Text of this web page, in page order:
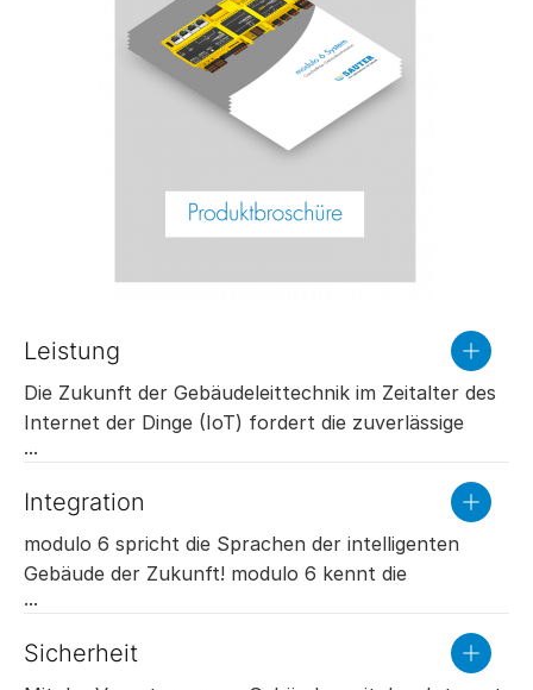
Leistung
Die Zukunft der Gebäudeleittechnik im Zeitalter des
Internet der Dinge (IoT) fordert die zuverlässige
Verarbeitung grosser Datenmengen, in kürzester
Zeit und mit Geräten von kleinsten Abmessungen.
Die neue Generation der SAUTER
Automationsstationen stellen sich genau diesen
Herausforderungen: modulo 6 bietet bisher
unerreichte Leistung in Sachen Datenpunkten pro
Verarbeitungsgeschwindigkeit und das alles bei
read
more
Integration
modulo 6 spricht die Sprachen der intelligenten
Gebäude der Zukunft! modulo 6 kennt die
spezialisierten Kommunikationsprotokolle der
Gewerke Heizung, Lüftung, Klima, Licht und Energie
(BACnet IP, BACnet MS/TP, Modbus, KNX, DALI,
read
more
Sicherheit
read
more